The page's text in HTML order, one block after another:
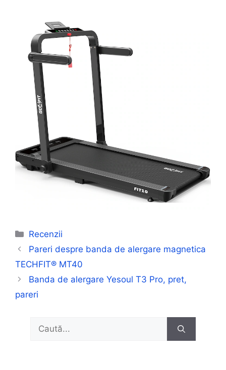
Categorii
Recenzii
Pareri despre banda de alergare magnetica
TECHFIT® MT40
Banda de alergare Yesoul T3 Pro, pret,
pareri
Caută